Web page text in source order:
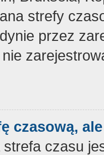
strefy
przez
czasową,
czasu